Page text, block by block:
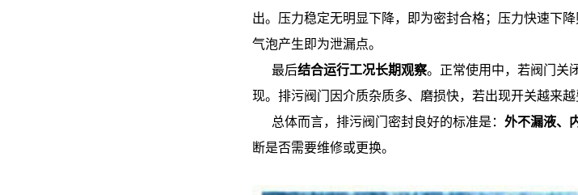
出。压力稳定无明显下降，即为密封合格；压力快速下
气泡产生即为泄漏点。
最后结合运行工况长期观察。正常使用中，若阀门关
现。排污阀门因介质杂质多、磨损快，若出现开关越来
总体而言，排污阀门密封良好的标准是： 外不漏液、
断是否需要维修或更换。